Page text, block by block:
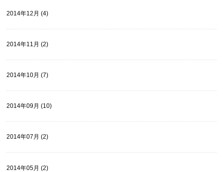
2014年12月 (4)
2014年11月 (2)
2014年10月 (7)
2014年09月 (10)
2014年07月 (2)
2014年05月 (2)